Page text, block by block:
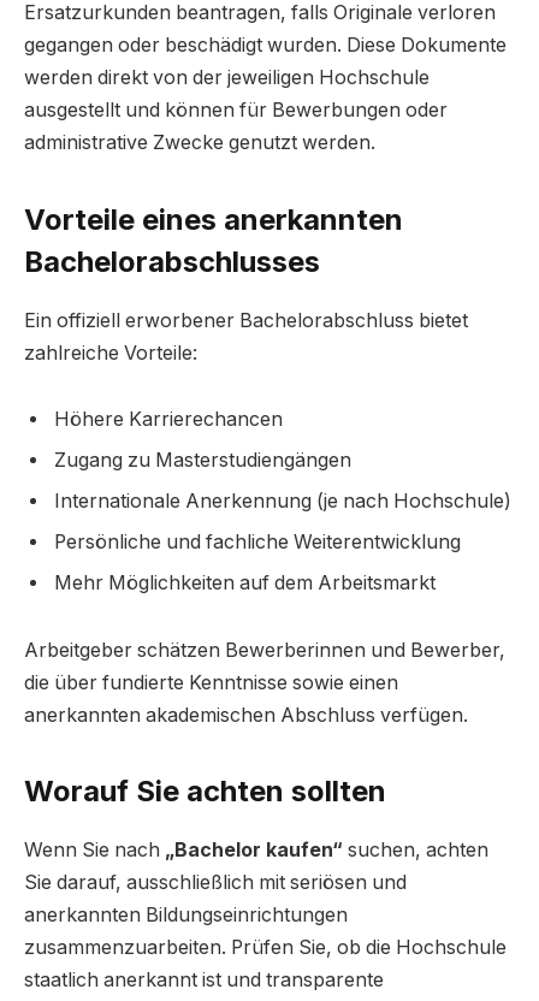
Ersatzurkunden beantragen, falls Originale verloren
gegangen oder beschädigt wurden. Diese Dokumente
werden direkt von der jeweiligen Hochschule
ausgestellt und können für Bewerbungen oder
administrative Zwecke genutzt werden.
Vorteile eines anerkannten
Bachelorabschlusses
Ein offiziell erworbener Bachelorabschluss bietet
zahlreiche Vorteile:
Höhere Karrierechancen
Zugang zu Masterstudiengängen
Internationale Anerkennung (je nach Hochschule)
Persönliche und fachliche Weiterentwicklung
Mehr Möglichkeiten auf dem Arbeitsmarkt
Arbeitgeber schätzen Bewerberinnen und Bewerber,
die über fundierte Kenntnisse sowie einen
anerkannten akademischen Abschluss verfügen.
Worauf Sie achten sollten
Wenn Sie nach „Bachelor kaufen“ suchen, achten
Sie darauf, ausschließlich mit seriösen und
anerkannten Bildungseinrichtungen
zusammenzuarbeiten. Prüfen Sie, ob die Hochschule
staatlich anerkannt ist und transparente